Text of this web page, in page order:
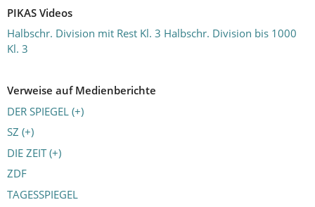
PIKAS Videos
Halbschr. Division mit Rest Kl. 3 Halbschr. Division bis 1000
Kl. 3
Verweise auf Medienberichte
DER SPIEGEL (+)
SZ (+)
DIE ZEIT (+)
ZDF
TAGESSPIEGEL